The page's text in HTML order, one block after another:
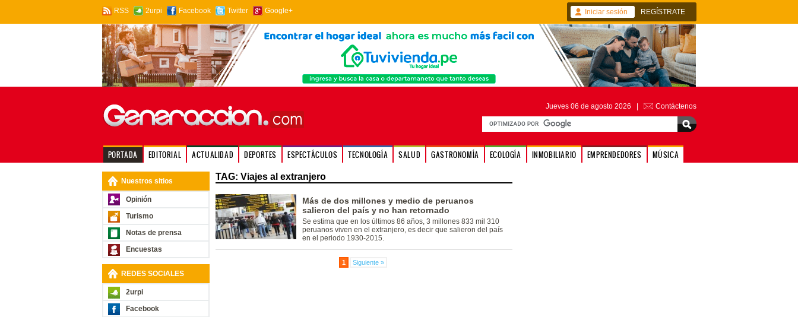
RSS 2urpi Facebook Twitter Google+ Iniciar sesión REGÍSTRATE
Jueves 06 de agosto 2026 | Contáctenos
PORTADA EDITORIAL ACTUALIDAD DEPORTES ESPECTÁCULOS TECNOLOGÍA SALUD GASTRONOMÍA ECOLOGÍA INMOBILIARIO EMPRENDEDORES MÚSICA
Nuestros sitios
Opinión
Turismo
Notas de prensa
Encuestas
REDES SOCIALES
2urpi
Facebook
TAG: Viajes al extranjero
Más de dos millones y medio de peruanos
salieron del país y no han retornado
Se estima que en los últimos 86 años, 3 millones 833 mil 310
peruanos viven en el extranjero, es decir que salieron del país
en el periodo 1930-2015.
1 Siguiente »